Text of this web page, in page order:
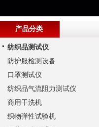
产品分类
纺织品测试仪
防护服检测设备
口罩测试仪
纺织品气流阻力测试仪
商用干洗机
织物弹性试验机